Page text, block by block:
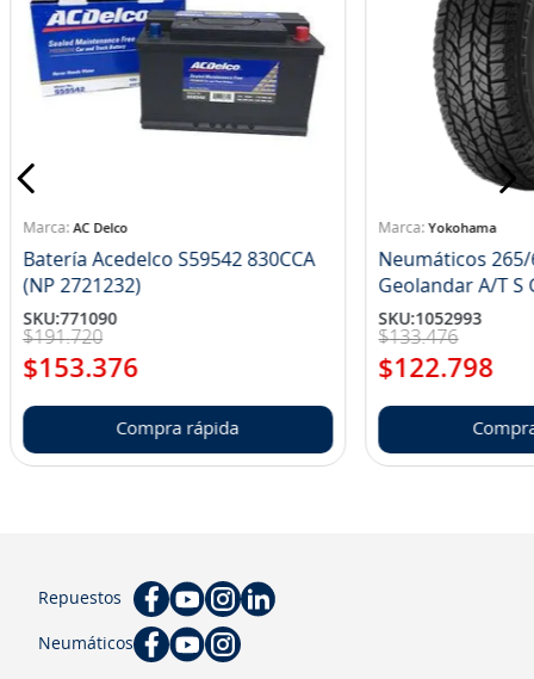
AC Delco
Batería Acedelco S59542 830CCA
(NP 2721232)
SKU:771090
$191.720
$153.376
Compra rápida
Yokohama
Neumáticos 265/
SKU:1052993
$133.476
$122.798
Repuestos
Neumáticos